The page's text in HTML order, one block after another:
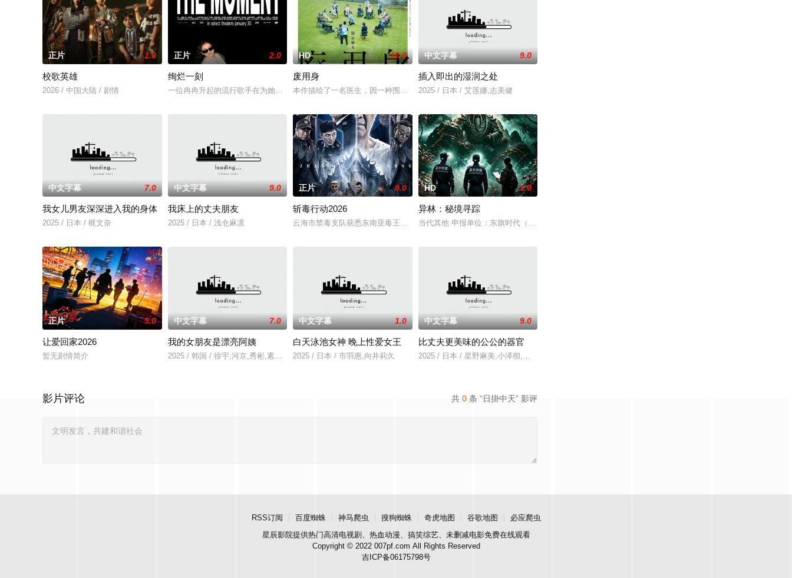
正片 1.0
校歌英雄
2026 / 中国大陆 / 剧情
正片 2.0
绚烂一刻
一位冉冉升起的流行歌手在为她的巡回演唱会首秀做准备的同时，努力应对名利和行业压力的复杂压力，揭示了地下文化
HD 10.0
废用身
本作描绘了一名医生，因一种围绕“废用身”——因瘫痪等原因已无恢复可能的四肢——的治疗方法，而一步步踏入在追
中文字幕 9.0
插入即出的湿润之处
2025 / 日本 / 艾莲娜,志美健
中文字幕 7.0
我女儿男友深深进入我的身体
2025 / 日本 / 梶文奈
中文字幕 9.0
我床上的丈夫朋友
2025 / 日本 / 浅仓麻凛
正片 8.0
斩毒行动2026
云海市禁毒支队获悉东南亚毒王廖爷将携600余公斤毒品来云交易，火速成立“斩毒行动”专案组，借调警员安迪参战
HD 1.0
异林：秘境寻踪
当代其他 申报单位：东旗时代（北京）影视文化传媒有限公司
正片 5.0
让爱回家2026
暂无剧情简介
中文字幕 7.0
我的女朋友是漂亮阿姨
2025 / 韩国 / 徐宇,河京,秀彬,素美,崔敏浩,时宇,金东宇,韩蔚
中文字幕 1.0
白天泳池女神 晚上性爱女王
2025 / 日本 / 市羽惠,向井莉久
中文字幕 9.0
比丈夫更美味的公公的器官
2025 / 日本 / 星野麻美,小泽彻,有村望海
共 0 条 “日掛中天” 影评
影片评论
RSS订阅 百度蜘蛛 神马爬虫 搜狗蜘蛛 奇虎地图 谷歌地图
必应爬虫
星辰影院提供热门高清电视剧、热血动漫、搞笑综艺、未删减电影免费在线观看
Copyright © 2022 007pf.com All Rights Reserved
吉ICP备06175798号